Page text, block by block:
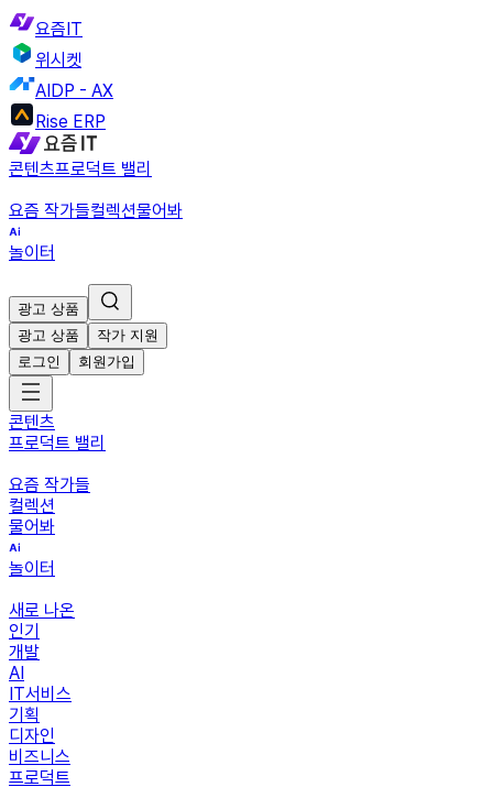
요즘IT
위시켓
AIDP - AX
Rise ERP
콘텐츠프로덕트 밸리
요즘 작가들컬렉션물어봐
놀이터
광고 상품
광고 상품
작가 지원
로그인
회원가입
콘텐츠
프로덕트 밸리
요즘 작가들
컬렉션
물어봐
놀이터
새로 나온
인기
개발
AI
IT서비스
기획
디자인
비즈니스
프로덕트